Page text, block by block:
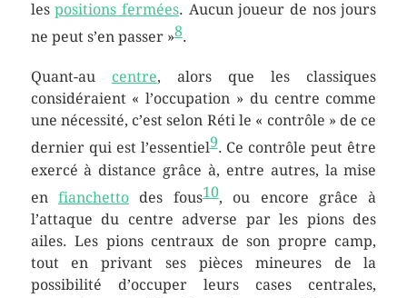
lespositions fermées. Aucun joueur de nos jours
ne peut s’en passer »8.
Quant-au centre, alors que les classiques
considéraient « l’occupation » du centre comme
une nécessité, c’est selon Réti le « contrôle » de ce
dernier qui est l’essentiel9. Ce contrôle peut être
exercé à distance grâce à, entre autres, la mise
en fianchetto des fous10, ou encore grâce à
l’attaque du centre adverse par les pions des
ailes. Les pions centraux de son propre camp,
tout en privant ses pièces mineures de la
possibilité d’occuper leurs cases centrales,